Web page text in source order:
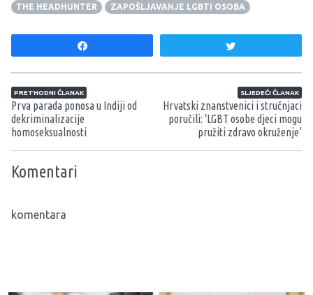
THE HEADHUNTER
ZAPOŠLJAVANJE LGBTI OSOBA
Navigacija članaka
PRETHODNI ČLANAK
Prva parada ponosa u Indiji od
dekriminalizacije
homoseksualnosti
SLJEDEĆI ČLANAK
Hrvatski znanstvenici i stručnjaci
poručili: ‘LGBT osobe djeci mogu
pružiti zdravo okruženje’
Komentari
komentara